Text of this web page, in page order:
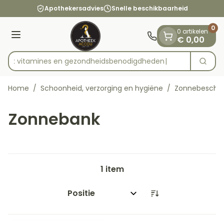
Ga naar de inhoudApothekersadvies Snelle beschikbaarheid
Menu
Product, merk, categorie...
vitamines en gezondheidsbenodigdhede Zoek
0 artikelen
€ 0,00
0
Home / Schoonheid, verzorging en hygiëne /
Zonnebank
1 item
Sorteer op: